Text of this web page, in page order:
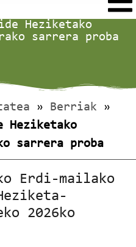
Heziketako
sarrera proba
» Berriak »
Heziketako
sarrera proba
Erdi-mailako
2026ko